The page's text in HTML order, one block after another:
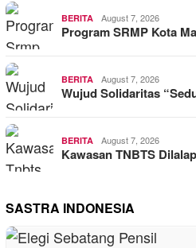
BERITA August 7, 2026
Program SRMP Kota
BERITA August 7, 2026
Wujud Solidaritas
BERITA August 7, 2026
Kawasan TNBTS
SASTRA INDONESIA